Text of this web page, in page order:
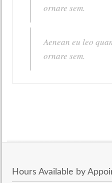
ornare sem.
Aenean eu leo
ornare sem.
Hours Available by